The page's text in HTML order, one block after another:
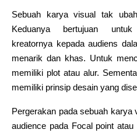
Sebuah karya visual tak
Keduanya bertujuan
kreatornya kepada audiens
menarik dan khas. Untuk
memiliki plot atau alur.
memiliki prinsip desain yang
Pergerakan pada sebuah karya
audience pada Focal point